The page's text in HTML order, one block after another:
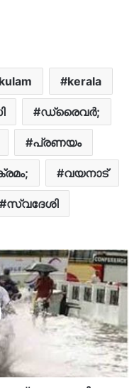
kerala
ഡ്രൈവര്‍;
പ്രണയം
വയനാട്
സ്വദേശി